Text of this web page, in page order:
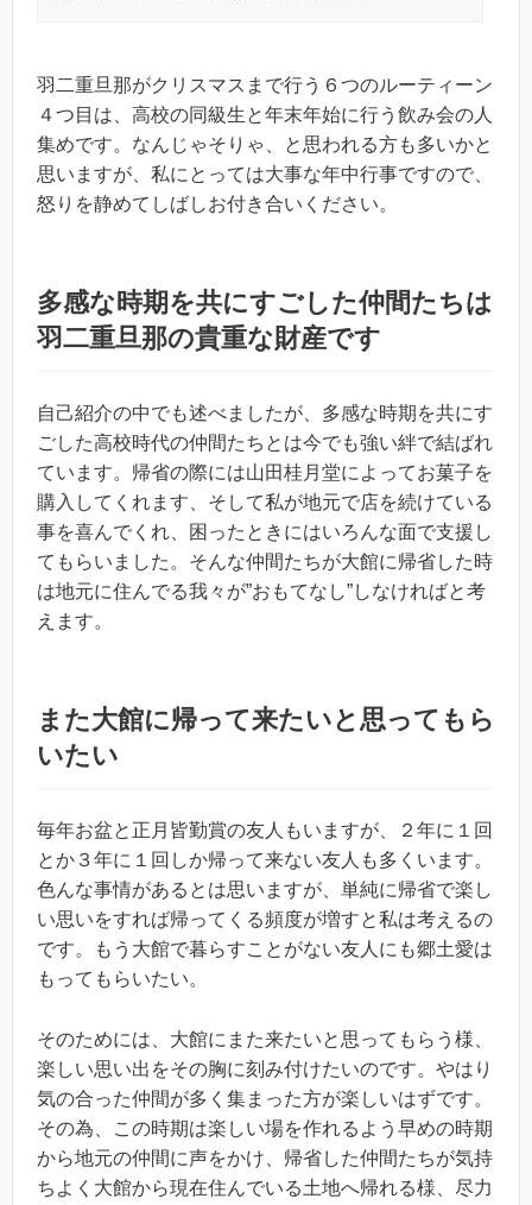
羽二重旦那がクリスマスまで行う６つのルーティーン
４つ目は、高校の同級生と年末年始に行う飲み会の人
集めです。なんじゃそりゃ、と思われる方も多いかと
思いますが、私にとっては大事な年中行事ですので、
怒りを静めてしばしお付き合いください。
多感な時期を共にすごした仲間たちは
羽二重旦那の貴重な財産です
自己紹介の中でも述べましたが、多感な時期を共にす
ごした高校時代の仲間たちとは今でも強い絆で結ばれ
ています。帰省の際には山田桂月堂によってお菓子を
購入してくれます、そして私が地元で店を続けている
事を喜んでくれ、困ったときにはいろんな面で支援し
てもらいました。そんな仲間たちが大館に帰省した時
は地元に住んでる我々が”おもてなし”しなければと考
えます。
また大館に帰って来たいと思ってもら
いたい
毎年お盆と正月皆勤賞の友人もいますが、２年に１回
とか３年に１回しか帰って来ない友人も多くいます。
色んな事情があるとは思いますが、単純に帰省で楽し
い思いをすれば帰ってくる頻度が増すと私は考えるの
です。もう大館で暮らすことがない友人にも郷土愛は
もってもらいたい。
そのためには、大館にまた来たいと思ってもらう様、
楽しい思い出をその胸に刻み付けたいのです。やはり
気の合った仲間が多く集まった方が楽しいはずです。
その為、この時期は楽しい場を作れるよう早めの時期
から地元の仲間に声をかけ、帰省した仲間たちが気持
ちよく大館から現在住んでいる土地へ帰れる様、尽力